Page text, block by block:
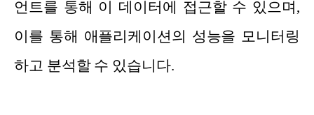
언트를 통해 이 데이터에 접근할 수 있으며,
이를 통해 애플리케이션의 성능을 모니터링
하고 분석할 수 있습니다.